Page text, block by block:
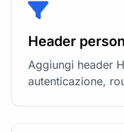
Header
Aggiungi header
autenticazione,